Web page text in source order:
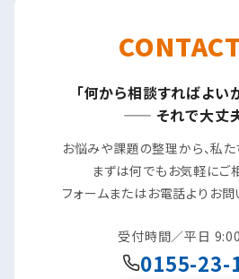
「何から相談すればよい
—— それで大丈夫
お悩みや課題の整理から、私た
まずは何でもお気軽にご
フォームまたはお電話よりお問
受付時間／平日
0155-23-